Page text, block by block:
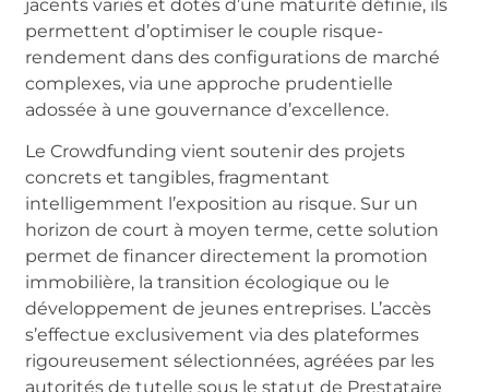
jacents variés et dotés d’une maturité définie, ils
permettent d’optimiser le couple risque-
rendement dans des configurations de marché
complexes, via une approche prudentielle
adossée à une gouvernance d’excellence.
Le Crowdfunding vient soutenir des projets
concrets et tangibles, fragmentant
intelligemment l’exposition au risque. Sur un
horizon de court à moyen terme, cette solution
permet de financer directement la promotion
immobilière, la transition écologique ou le
développement de jeunes entreprises. L’accès
s’effectue exclusivement via des plateformes
rigoureusement sélectionnées, agréées par les
autorités de tutelle sous le statut de Prestataire